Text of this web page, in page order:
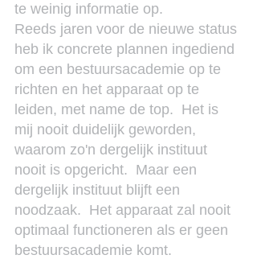
te weinig informatie op.
Reeds jaren voor de nieuwe status
heb ik concrete plannen ingediend
om een bestuursacademie op te
richten en het apparaat op te
leiden, met name de top.  Het is
mij nooit duidelijk geworden,
waarom zo'n dergelijk instituut
nooit is opgericht.  Maar een
dergelijk instituut blijft een
noodzaak.  Het apparaat zal nooit
optimaal functioneren als er geen
bestuursacademie komt.